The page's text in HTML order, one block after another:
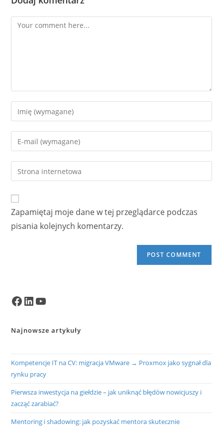
Comment
Enter
your
name
comment
Enter
your
email
address
Enter
your
URL
(optional)
Zapamiętaj moje dane w tej przeglądarce podczas
pisania kolejnych komentarzy.
Facebook
LinkedInYouTube
Najnowsze artykuły
Kompetencje IT na CV: migracja VMware → Proxmox jako sygnał dla
rynku pracy
Pierwsza inwestycja na giełdzie – jak uniknąć błędów nowicjuszy i
zacząć zarabiać?
Mentoring i shadowing: jak pozyskać mentora skutecznie